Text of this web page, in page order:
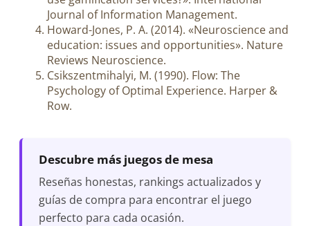
Journal of Information Management.
Howard-Jones, P. A. (2014). «Neuroscience and
education: issues and opportunities». Nature
Reviews Neuroscience.
Csikszentmihalyi, M. (1990). Flow: The
Psychology of Optimal Experience. Harper &
Row.
Descubre más juegos de mesa
Reseñas honestas, rankings actualizados y
guías de compra para encontrar el juego
perfecto para cada ocasión.